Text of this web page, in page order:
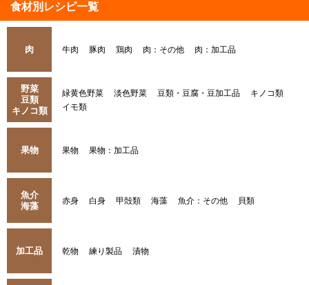
食材別レシピ一覧
肉 牛肉 豚肉 鶏肉 肉：その他 肉：加工品
野菜
豆類
キノコ類
緑黄色野菜 淡色野菜 豆類・豆腐・豆加工品
キノコ類
イモ類
果物 果物 果物：加工品
魚介
海藻
赤身 白身 甲殻類 海藻 魚介：その他 貝類
加工品 乾物 練り製品 漬物